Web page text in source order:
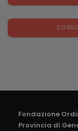
Fondazione
Provincia di